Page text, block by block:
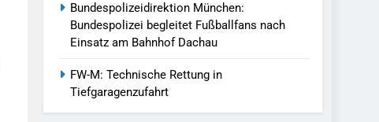
Bundespolizeidirektion München:
Bundespolizei begleitet Fußballfans nach
Einsatz am Bahnhof Dachau
FW-M: Technische Rettung in
Tiefgaragenzufahrt